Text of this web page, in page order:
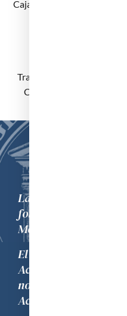
Cajal és catedràtic de la
Trasllat de la facultat i de
Creu Antoni Gaudí (juny
La Reial Acadèmia
fou creada l’any
Mèdico Pràctica.
El 1785 rebé el títol
Acadèmia hi hagué
nom. El més clàssic
Acadèmia de